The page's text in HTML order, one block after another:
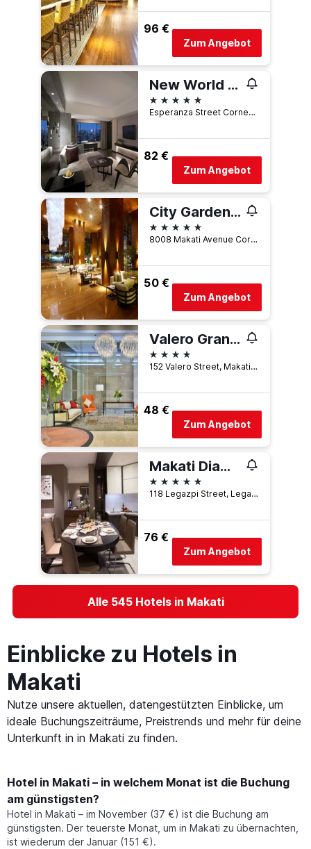
96 €
Zum Angebot
New World Makati Hotel
5 Sterne
Esperanza Street Corner Makati Avenue, Makati, Philippinen
82 €
Zum Angebot
City Garden Grand Hotel
5 Sterne
8008 Makati Avenue Corner, Makati, Philippinen
50 €
Zum Angebot
Valero Grand Suites By Swiss-Belhotel Makati
4 Sterne
152 Valero Street, Makati, Philippinen
48 €
Zum Angebot
Makati Diamond Residences
5 Sterne
118 Legazpi Street, Legazpi Village, Makati, Philippinen
76 €
Zum Angebot
Alle 545 Hotels in Makati
Einblicke zu Hotels in
Makati
Nutze unsere aktuellen, datengestützten Einblicke, um
ideale Buchungszeiträume, Preistrends und mehr für deine
Unterkunft in in Makati zu finden.
Hotel in Makati – in welchem Monat ist die Buchung
am günstigsten?
Hotel in Makati – im November (37 €) ist die Buchung am
günstigsten. Der teuerste Monat, um in Makati zu übernachten,
ist wiederum der Januar (151 €).